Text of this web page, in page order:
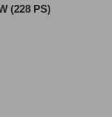
(228 PS)